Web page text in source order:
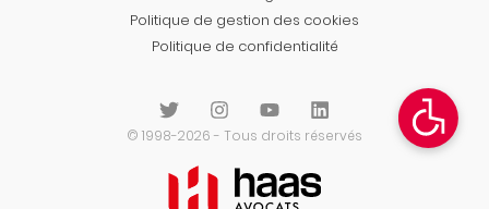
Politique de gestion des cookies
Politique de confidentialité
© 1998-2026 - Tous droits réservés